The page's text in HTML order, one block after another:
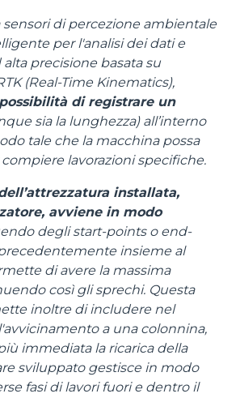
sensori di percezione ambientale
per l'analisi dei dati e
alta precisione basata su
(Real-Time Kinematics),
possibilità di registrare un
sia la lunghezza) all’interno
tale che la macchina possa
lavorazioni specifiche.
installata,
avviene in modo
degli start-points o end-
insieme al
di avere la massima
così gli sprechi. Questa
inoltre di includere nel
a una colonnina,
immediata la ricarica della
sviluppato gestisce in modo
fasi di lavori fuori e dentro il